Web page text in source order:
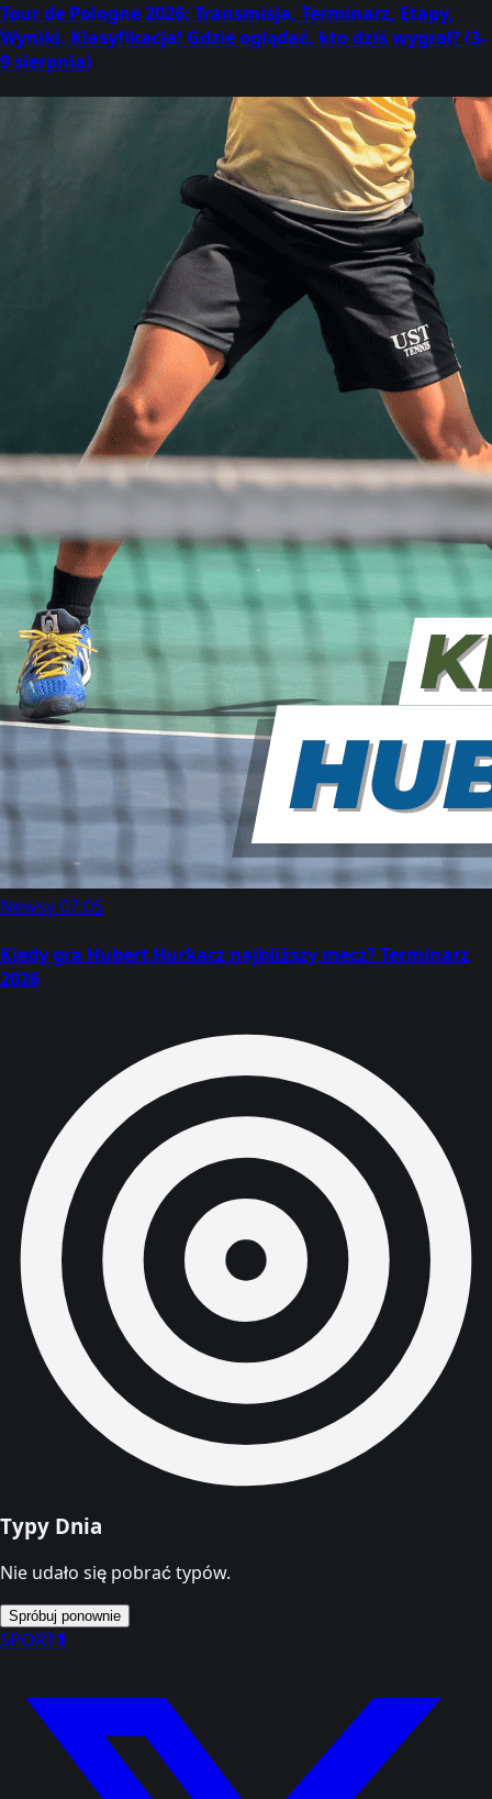
Tour de Pologne 2026: Transmisja, Terminarz, Etapy,
Wyniki, Klasyfikacja! Gdzie oglądać, kto dziś wygrał? (3-
9 sierpnia)
Newsy07:05
Kiedy gra Hubert Hurkacz najbliższy mecz? Terminarz
2026
Typy Dnia
Nie udało się pobrać typów.
Spróbuj ponownie
SPORT1